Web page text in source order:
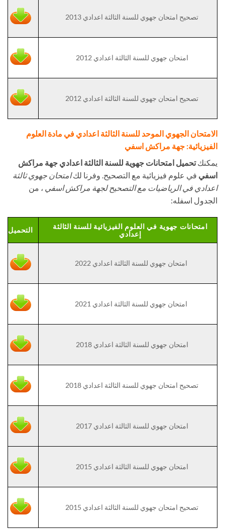
تصحيح امتحان جهوي للسنة الثالثة اعدادي 2013
امتحان جهوي للسنة الثالثة اعدادي 2012
تصحيح امتحان جهوي للسنة الثالثة اعدادي 2012
الامتحان الجهوي الموحد للسنة الثالثة اعدادي في مادة العلوم
الفيزيائية: جهة مراكش اسفي
يمكنكتحميل امتحانات جهوية للسنة الثالثة اعدادي جهة مراكش
اسفي في علوم فيزيائية مع التصحيح. وفرنا لكامتحان جهوي ثالثة
اعدادي في الرياضيات مع التصحيح لجهة مراكش اسفي ، من
الجدول اسفله:
امتحانات جهوية في العلوم الفيزيائية للسنة الثالثة
إعدادي
التحميل
امتحان جهوي للسنة الثالثة اعدادي 2022
امتحان جهوي للسنة الثالثة اعدادي 2021
امتحان جهوي للسنة الثالثة اعدادي 2018
تصحيح امتحان جهوي للسنة الثالثة اعدادي 2018
امتحان جهوي للسنة الثالثة اعدادي 2017
امتحان جهوي للسنة الثالثة اعدادي 2015
تصحيح امتحان جهوي للسنة الثالثة اعدادي 2015